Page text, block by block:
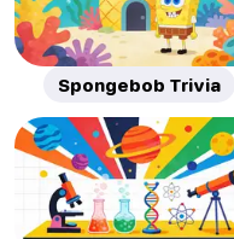
Spongebob Trivia